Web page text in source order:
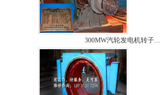
300MW汽轮发电机转子...